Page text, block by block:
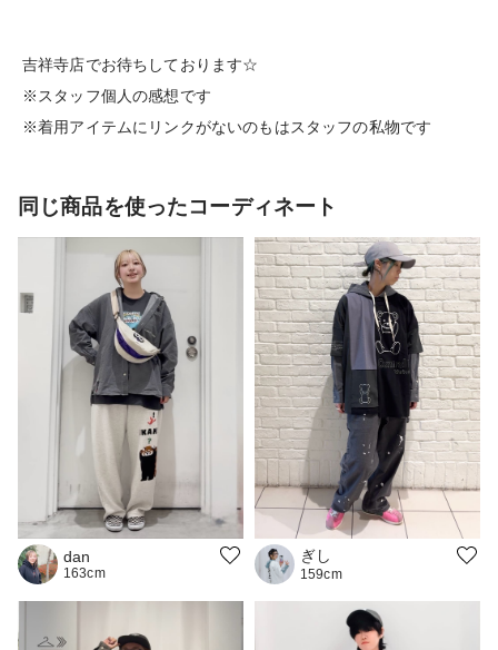
吉祥寺店でお待ちしております☆
※スタッフ個人の感想です
※着用アイテムにリンクがないのもはスタッフの私物です
同じ商品を使ったコーディネート
dan
163cm
ぎし
159cm